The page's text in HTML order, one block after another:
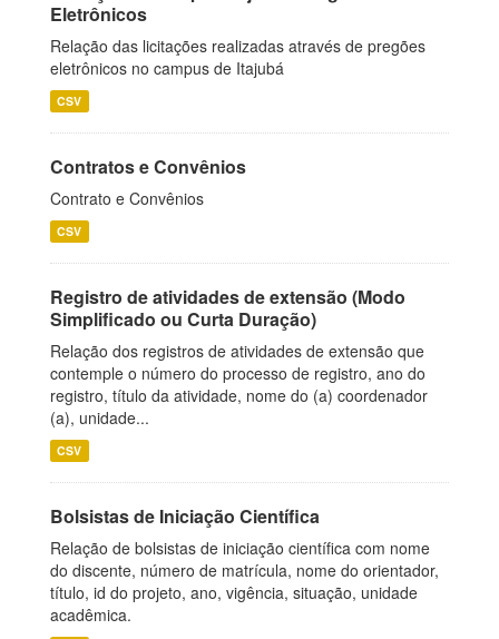
Eletrônicos
Relação das licitações realizadas através de pregões
eletrônicos no campus de Itajubá
CSV
Contratos e Convênios
Contrato e Convênios
CSV
Registro de atividades de extensão (Modo
Simplificado ou Curta Duração)
Relação dos registros de atividades de extensão que
contemple o número do processo de registro, ano do
registro, título da atividade, nome do (a) coordenador
(a), unidade...
CSV
Bolsistas de Iniciação Científica
Relação de bolsistas de iniciação científica com nome
do discente, número de matrícula, nome do orientador,
título, id do projeto, ano, vigência, situação, unidade
acadêmica.